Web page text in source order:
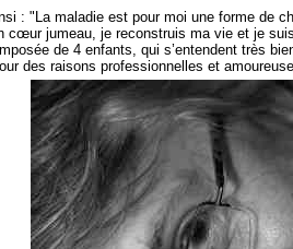
: "La maladie est pour moi une forme de
cœur jumeau, je reconstruis ma vie et je
de 4 enfants, qui s’entendent très
des raisons professionnelles et